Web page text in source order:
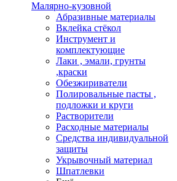
Малярно-кузовной
Абразивные материалы
Вклейка стёкол
Инструмент и
комплектующие
Лаки , эмали, грунты
,краски
Обезжириватели
Полировальные пасты ,
подложки и круги
Растворители
Расходные материалы
Средства индивидуальной
защиты
Укрывочный материал
Шпатлевки